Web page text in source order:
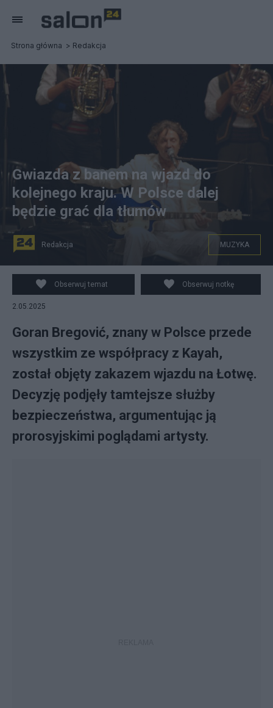
Strona główna Redakcja
na zdjęciu: Goran Bregovic podczas występu. fot. Chiara
Marra, Flickr, CC BY-ND 2.0
Gwiazda z banem na wjazd do
kolejnego kraju. W Polsce dalej
będzie grać dla tłumów
Redakcja MUZYKA
Obserwuj temat Obserwuj notkę
2.05.2025
Goran Bregović, znany w Polsce przede
wszystkim ze współpracy z Kayah,
został objęty zakazem wjazdu na Łotwę.
Decyzję podjęły tamtejsze służby
bezpieczeństwa, argumentując ją
prorosyjskimi poglądami artysty.